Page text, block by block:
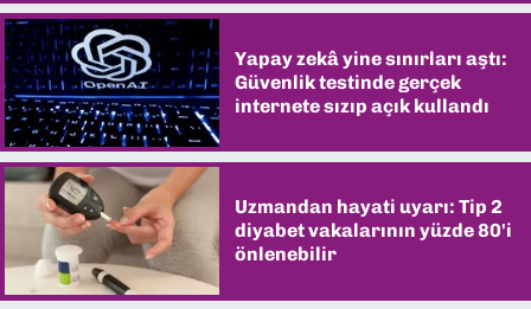
Yapay zekâ yine sınırları aştı:
Güvenlik testinde gerçek
internete sızıp açık kullandı
Uzmandan hayati uyarı: Tip 2
diyabet vakalarının yüzde 80'i
önlenebilir